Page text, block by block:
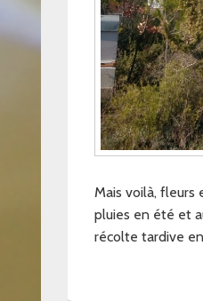
Mais voilà, fleurs
pluies en été et
récolte tardive